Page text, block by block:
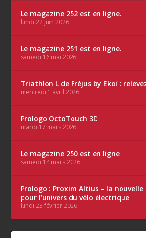
Le magazine 252 est en ligne.
lundi 22 juin 2026
Le magazine 251 est en ligne.
samedi 16 mai 2026
Triathlon L de Fréjus by Ekoï :
mercredi 1 avril 2026
Prologo OctoTouch 3D
mardi 17 mars 2026
Le magazine 250 est en ligne
samedi 14 mars 2026
Prologo : Proxim Altius – la nouvelle
pour l’univers du vélo électrique
lundi 23 février 2026